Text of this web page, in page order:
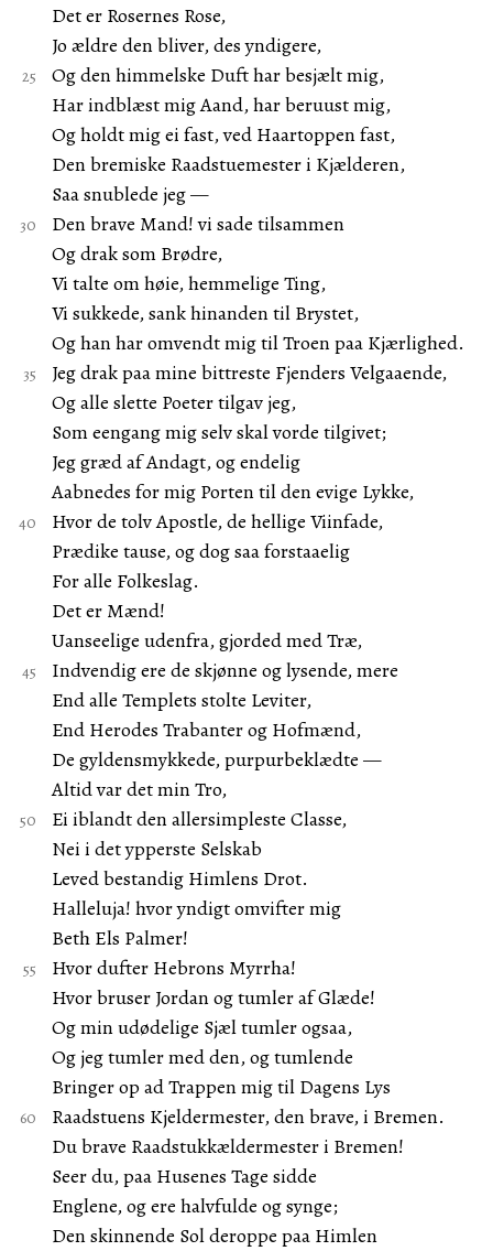
Det er Rosernes Rose,
Jo ældre den bliver, des yndigere,
Og den himmelske Duft har besjælt mig,
Har indblæst mig Aand, har beruust mig,
Og holdt mig ei fast, ved Haartoppen fast,
Den bremiske Raadstuemester i Kjælderen,
Saa snublede jeg —
Den brave Mand! vi sade tilsammen
Og drak som Brødre,
Vi talte om høie, hemmelige Ting,
Vi sukkede, sank hinanden til Brystet,
Og han har omvendt mig til Troen paa Kjærlighed.
Jeg drak paa mine bittreste Fjenders Velgaaende,
Og alle slette Poeter tilgav jeg,
Som eengang mig selv skal vorde tilgivet;
Jeg græd af Andagt, og endelig
Aabnedes for mig Porten til den evige Lykke,
Hvor de tolv Apostle, de hellige Viinfade,
Prædike tause, og dog saa forstaaelig
For alle Folkeslag.
Det er Mænd!
Uanseelige udenfra, gjorded med Træ,
Indvendig ere de skjønne og lysende, mere
End alle Templets stolte Leviter,
End Herodes Trabanter og Hofmænd,
De gyldensmykkede, purpurbeklædte —
Altid var det min Tro,
Ei iblandt den allersimpleste Classe,
Nei i det ypperste Selskab
Leved bestandig Himlens Drot.
Halleluja! hvor yndigt omvifter mig
Beth Els Palmer!
Hvor dufter Hebrons Myrrha!
Hvor bruser Jordan og tumler af Glæde!
Og min udødelige Sjæl tumler ogsaa,
Og jeg tumler med den, og tumlende
Bringer op ad Trappen mig til Dagens Lys
Raadstuens Kjeldermester, den brave, i Bremen.
Du brave Raadstukkældermester i Bremen!
Seer du, paa Husenes Tage sidde
Englene, og ere halvfulde og synge;
Den skinnende Sol deroppe paa Himlen